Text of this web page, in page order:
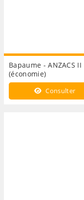
Bapaume - ANZACS II
(économie)
Consulter